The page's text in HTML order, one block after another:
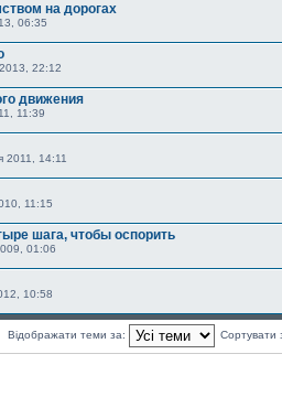
на дорогах
06:35
22:12
движения
11:39
2011, 14:11
11:15
шага, чтобы оспорить
01:06
10:58
Відображати теми за: Сортувати